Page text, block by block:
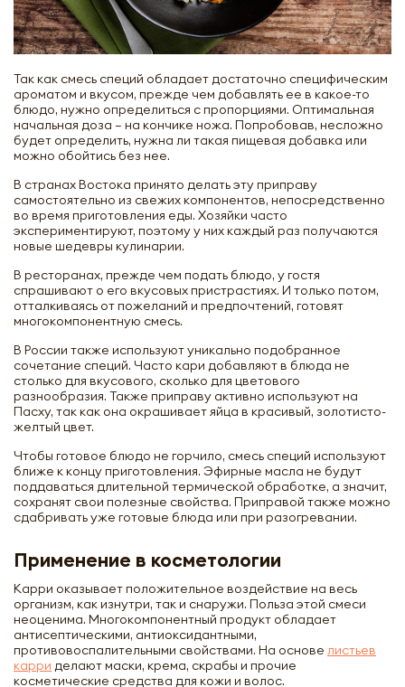
Так как смесь специй обладает достаточно специфическим
ароматом и вкусом, прежде чем добавлять ее в какое-то
блюдо, нужно определиться с пропорциями. Оптимальная
начальная доза – на кончике ножа. Попробовав, несложно
будет определить, нужна ли такая пищевая добавка или
можно обойтись без нее.
В странах Востока принято делать эту приправу
самостоятельно из свежих компонентов, непосредственно
во время приготовления еды. Хозяйки часто
экспериментируют, поэтому у них каждый раз получаются
новые шедевры кулинарии.
В ресторанах, прежде чем подать блюдо, у гостя
спрашивают о его вкусовых пристрастиях. И только потом,
отталкиваясь от пожеланий и предпочтений, готовят
многокомпонентную смесь.
В России также используют уникально подобранное
сочетание специй. Часто кари добавляют в блюда не
столько для вкусового, сколько для цветового
разнообразия. Также приправу активно используют на
Пасху, так как она окрашивает яйца в красивый, золотисто-
желтый цвет.
Чтобы готовое блюдо не горчило, смесь специй используют
ближе к концу приготовления. Эфирные масла не будут
поддаваться длительной термической обработке, а значит,
сохранят свои полезные свойства. Приправой также можно
сдабривать уже готовые блюда или при разогревании.
Применение в косметологии
Карри оказывает положительное воздействие на весь
организм, как изнутри, так и снаружи. Польза этой смеси
неоценима. Многокомпонентный продукт обладает
антисептическими, антиоксидантными,
противовоспалительными свойствами. На основе листьев
карри делают маски, крема, скрабы и прочие
косметические средства для кожи и волос.